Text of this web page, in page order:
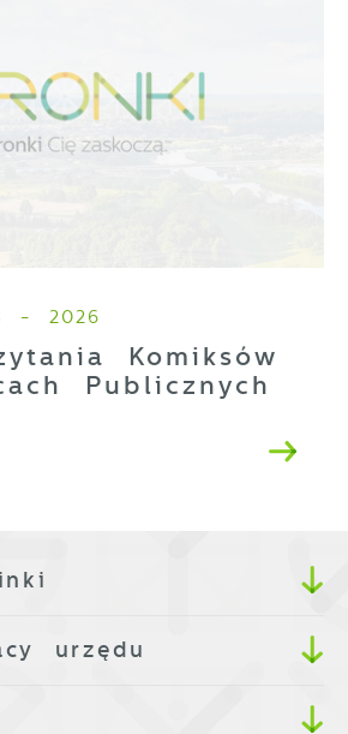
- 2026
Komiksów
Publicznych
urzędu